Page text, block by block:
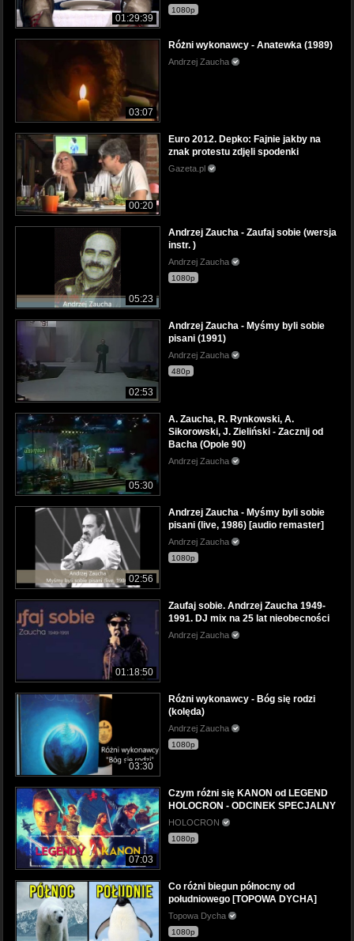
01:29:39
1080p
03:07
Różni wykonawcy - Anatewka (1989)
Andrzej Zaucha
00:20
Euro 2012. Depko: Fajnie jakby na
znak protestu zdjęli spodenki
Gazeta.pl
05:23
Andrzej Zaucha - Zaufaj sobie (wersja
instr. )
Andrzej Zaucha
1080p
02:53
Andrzej Zaucha - Myśmy byli sobie
pisani (1991)
Andrzej Zaucha
480p
05:30
A. Zaucha, R. Rynkowski, A.
Sikorowski, J. Zieliński - Zacznij od
Bacha (Opole 90)
Andrzej Zaucha
02:56
Andrzej Zaucha - Myśmy byli sobie
pisani (live, 1986) [audio remaster]
Andrzej Zaucha
1080p
01:18:50
Zaufaj sobie. Andrzej Zaucha 1949-
1991. DJ mix na 25 lat nieobecności
Andrzej Zaucha
03:30
Różni wykonawcy - Bóg się rodzi
(kolęda)
Andrzej Zaucha
1080p
07:03
Czym różni się KANON od LEGEND
HOLOCRON - ODCINEK SPECJALNY
HOLOCRON
1080p
Co różni biegun północny od
południowego [TOPOWA DYCHA]
Topowa Dycha
1080p